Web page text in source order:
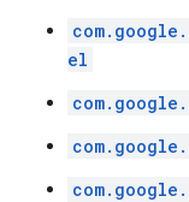
el